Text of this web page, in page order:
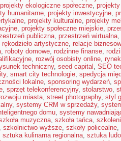
projekty ekologiczne społeczne,
humanitarne, projekty inwestycyjne,
, projekty kulturalne, projekty
, projekty społeczne miejskie,
publiczna, przestrzeń wirtualna,
rękodzieło artystyczne, relacje
, roboty domowe, rodzinne finanse,
, rozwój osobisty online,
techniczny, seed capital , SEO
, smart city technologie, spedycja
lokalne, sponsoring wydarzeń,
, sprzęt telekonferencyjny, stolarstwo,
miasta, street photography, styl
, systemy CRM w sprzedaży,
domu, systemy
muzyczna, szkoła tańca,
, szkolnictwo wyższe, szkoły policealne,
sztuka kulinarna regionalna, sztuka